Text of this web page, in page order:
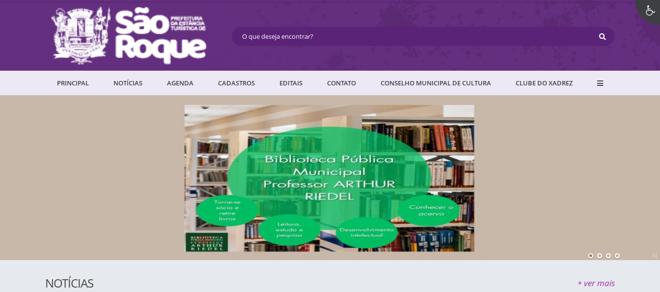
PRINCIPAL NOTÍCIAS AGENDA CADASTROS EDITAIS CONTATO CONSELHO MUNICIPAL DE CULTURA CLUBE DO XADREZ
NOTÍCIAS + ver mais